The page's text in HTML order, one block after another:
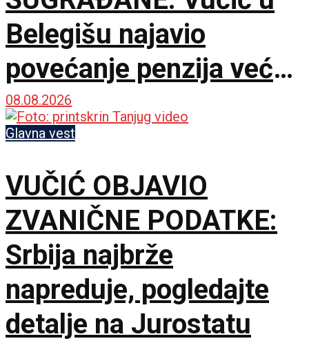
Belegišu najavio
povećanje penzija već
ove godine – Pratiće
rast plata
08.08.2026
Glavna vest
VUČIĆ OBJAVIO
ZVANIČNE PODATKE:
Srbija najbrže
napreduje, pogledajte
detalje na Jurostatu